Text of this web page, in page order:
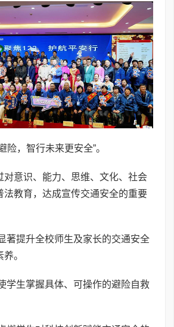
险，智行未来更安全”。
对意识、能力、思维、文化、社会
法教育，达成宣传交通安全的重要
著提升全校师生及家长的交通安全
。
学生掌握具体、可操作的避险自救